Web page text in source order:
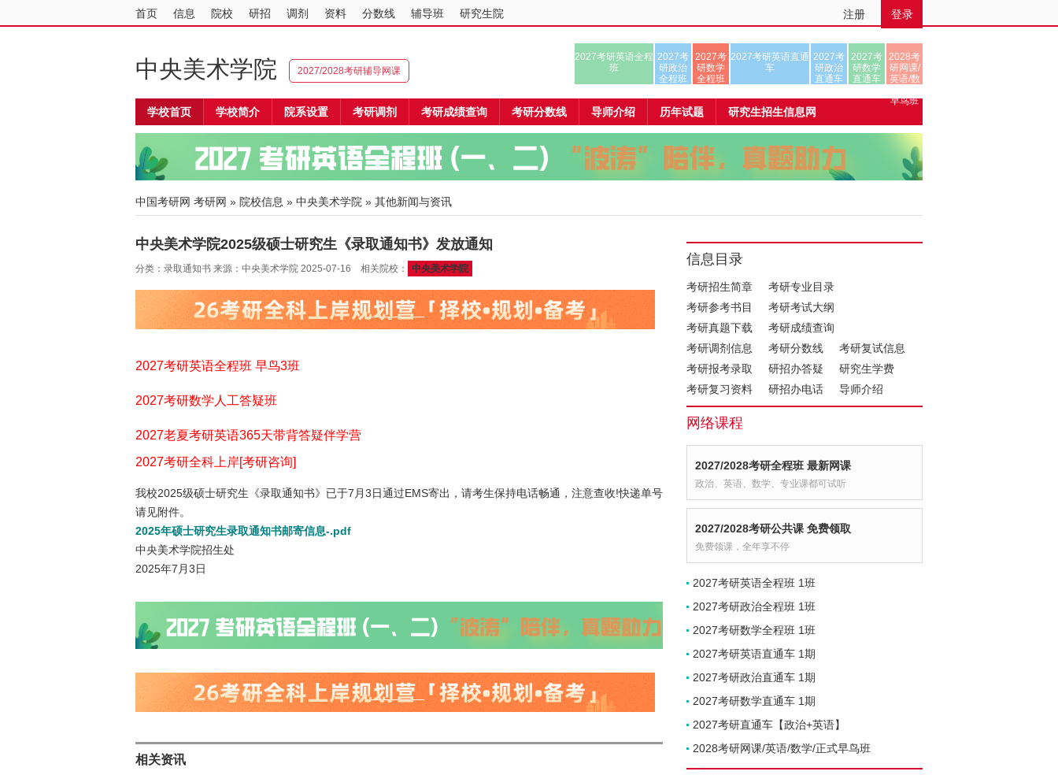
首页 信息 院校 研招 调剂 资料 分数线 辅导班 研究生院 注册 登录
中央美术学院 2027/2028考研辅导网课
2027考研英语全程
班
2027考
研政治
全程班
2027考
研数学
全程班
2027考研英语直通
车
2027考
研政治
直通车
2027考
研数学
直通车
2028考
研网课/
英语/数
早鸟班
学校首页 学校简介 院系设置 考研调剂 考研成绩查询 考研分数线 导师介绍 历年试题 研究生招生信息网
中国考研网 考研网 » 院校信息 » 中央美术学院 » 其他新闻与资讯
中央美术学院2025级硕士研究生《录取通知书》发放通知
分类：录取通知书 来源：中央美术学院 2025-07-16 相关院校： 中央美术学院
2027考研英语全程班 早鸟3班
2027考研数学人工答疑班
2027老夏考研英语365天带背答疑伴学营
2027考研全科上岸[考研咨询]
我校2025级硕士研究生《录取通知书》已于7月3日通过EMS寄出，请考生保持电话畅通，注意查收!快递单号
请见附件。
2025年硕士研究生录取通知书邮寄信息-.pdf
中央美术学院招生处
2025年7月3日
相关资讯
信息目录
考研招生简章
考研专业目录
考研参考书目
考研考试大纲
考研真题下载
考研成绩查询
考研调剂信息
考研分数线
考研复试信息
考研报考录取
研招办答疑
研究生学费
考研复习资料
研招办电话 导师介绍
网络课程
2027/2028考研全程班 最新网课
政治、英语、数学、专业课都可试听
2027/2028考研公共课 免费领取
免费领课，全年享不停
2027考研英语全程班 1班
2027考研政治全程班 1班
2027考研数学全程班 1班
2027考研英语直通车 1期
2027考研政治直通车 1期
2027考研数学直通车 1期
2027考研直通车【政治+英语】
2028考研网课/英语/数学/正式早鸟班